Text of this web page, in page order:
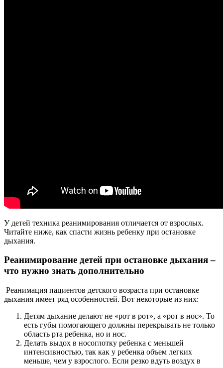
У детей техника реанимирования отличается от взрослых.
Читайте ниже, как спасти жизнь ребенку при остановке
дыхания.
Реанимирование детей при остановке дыхания –
что нужно знать дополнительно
Реанимация пациентов детского возраста при остановке
дыхания имеет ряд особенностей. Вот некоторые из них:
Детям дыхание делают не «рот в рот», а «рот в нос». То
есть губы помогающего должны перекрывать не только
область рта ребенка, но и нос.
Делать выдох в носоглотку ребенка с меньшей
интенсивностью, так как у ребенка объем легких
меньше, чем у взрослого. Если резко вдуть воздух в